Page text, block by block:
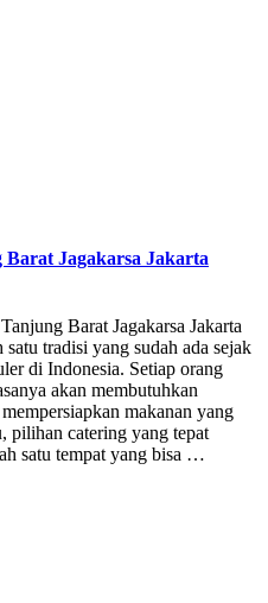
Jagakarsa Jakarta
Barat Jagakarsa Jakarta
tradisi yang sudah ada sejak
di Indonesia. Setiap orang
akan membutuhkan
makanan yang
pilihan catering yang tepat
satu tempat yang bisa …